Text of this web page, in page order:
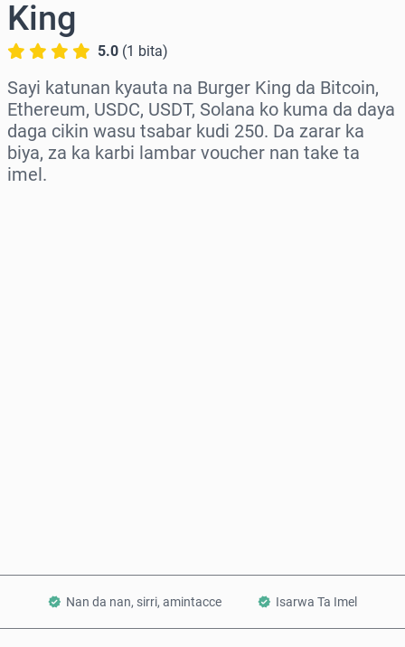
King
5.0 (1 bita)
Sayi katunan kyauta na Burger King da Bitcoin,
Ethereum, USDC, USDT, Solana ko kuma da daya
daga cikin wasu tsabar kudi 250. Da zarar ka
biya, za ka karbi lambar voucher nan take ta
imel.
Nan da nan, sirri, amintacce Isarwa Ta Imel